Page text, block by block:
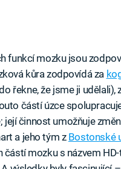
funkcí mozku jsou
kůra zodpovídá za
řekne, že jsme ji
částí úzce
její činnost umožňuje
a jeho tým z Bostonské
mozku s názvem